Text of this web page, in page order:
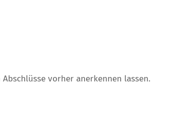
vorher anerkennen lassen.